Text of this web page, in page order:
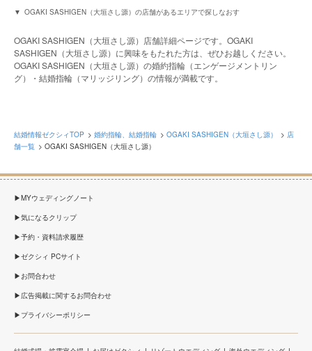
OGAKI SASHIGEN（大垣さし源）の店舗があるエリアで探しなおす
OGAKI SASHIGEN（大垣さし源）店舗詳細ページです。OGAKI
SASHIGEN（大垣さし源）に興味をもたれた方は、ぜひお越しください。
OGAKI SASHIGEN（大垣さし源）の婚約指輪（エンゲージメントリン
グ）・結婚指輪（マリッジリング）の情報が満載です。
結婚情報ゼクシィTOP 婚約指輪、結婚指輪 OGAKI SASHIGEN（大垣さし源）
店
舗一覧
OGAKI SASHIGEN（大垣さし源）
MYウェディングノート
気になるクリップ
予約・資料請求履歴
ゼクシィ PCサイト
お問合わせ
広告掲載に関するお問合わせ
プライバシーポリシー